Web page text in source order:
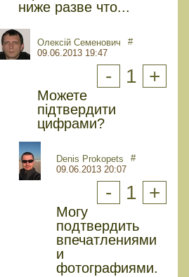
ниже разве что...
Олексій Семенович
09.06.2013 19:47
#
- 1 +
Можете
підтвердити
цифрами?
Denis Prokopets
09.06.2013 20:07
#
- 1 +
Могу
подтвердить
впечатлениями
и
фотографиями.